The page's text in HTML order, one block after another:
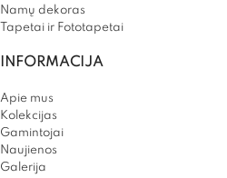
Namų dekoras
Tapetai ir Fototapetai
INFORMACIJA
Apie mus
Kolekcijas
Gamintojai
Naujienos
Galerija